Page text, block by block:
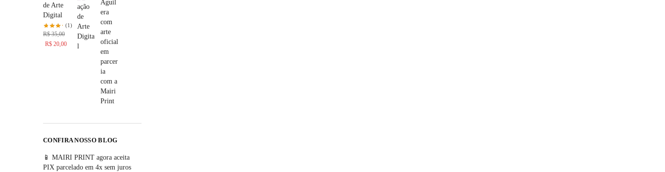
de Arte
Digital
(1)
R$35,00
R$ 20,00
CONFIRA NOSSO BLOG
📱 MAIRI PRINT agora aceita
PIX parcelado em 4x sem juros